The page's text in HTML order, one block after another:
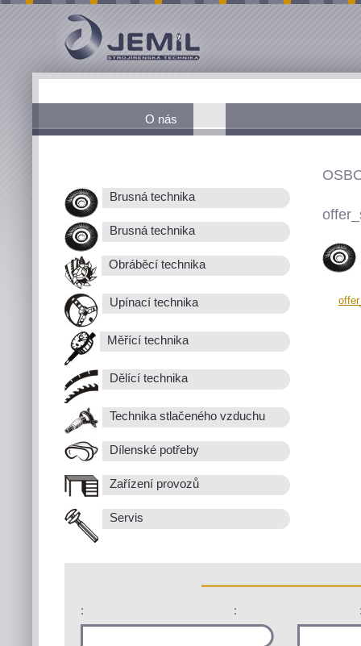
O nás
Brusná technika
Brusná technika
Obráběcí technika
Upínací technika
Měřící technika
Dělící technika
Technika stlačeného vzduchu
Dílenské potřeby
Zařízení provozů
Servis
: :